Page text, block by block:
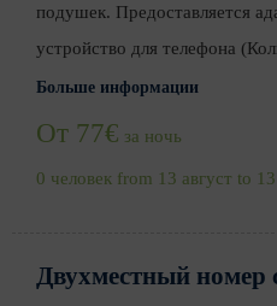
подушек. Предоставляется
устройство для телефона
Больше информации
От 77€ за ночь
0 человек from 13 август to
Двухместный номер